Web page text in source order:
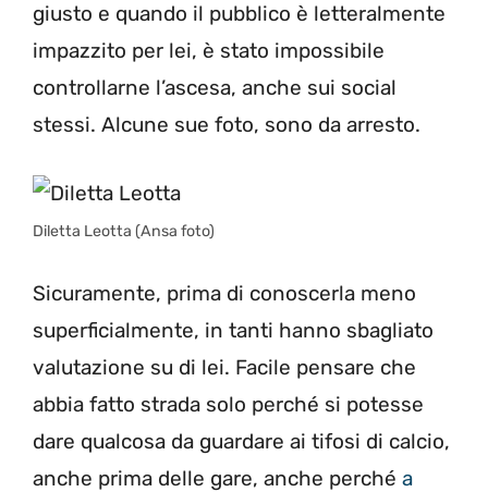
giusto e quando il pubblico è letteralmente
impazzito per lei, è stato impossibile
controllarne l’ascesa, anche sui social
stessi. Alcune sue foto, sono da arresto.
Diletta Leotta (Ansa foto)
Sicuramente, prima di conoscerla meno
superficialmente, in tanti hanno sbagliato
valutazione su di lei. Facile pensare che
abbia fatto strada solo perché si potesse
dare qualcosa da guardare ai tifosi di calcio,
anche prima delle gare, anche perché a